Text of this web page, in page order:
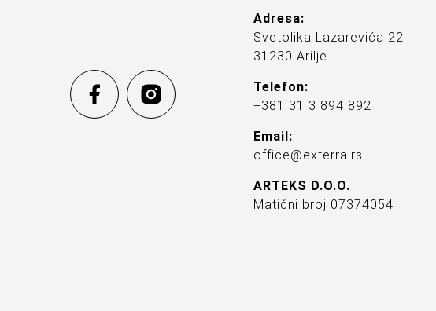
Adresa:
Svetolika Lazarevića 22
31230 Arilje
Telefon:
+381 31 3 894 892
Email:
office@exterra.rs
ARTEKS D.O.O.
Matični broj 07374054